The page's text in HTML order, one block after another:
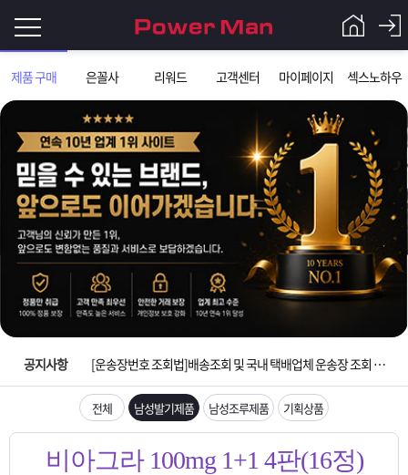
제품 구매 은꼴사 리워드 고객센터 마이페이지 섹스노하우
그
인
이
필
요
니
로
Q&A
파
워
맨
제
품
은
공지사항
입금확인이 안되는 상황을 대비해 꼭 입금후 고객센터 연락바랍니다.
[2026구정 연휴]설 연휴 배송 및 휴무 안내
[ios앱 오픈]아이폰 고객 앱설치 가능합니다.
[무인택배함 이용 안내] 집 밖에 주소로 택배 받기
전체 남성발기제품 남성조루제품 기획상품
비아그라 100mg 1+1 4판(16정)